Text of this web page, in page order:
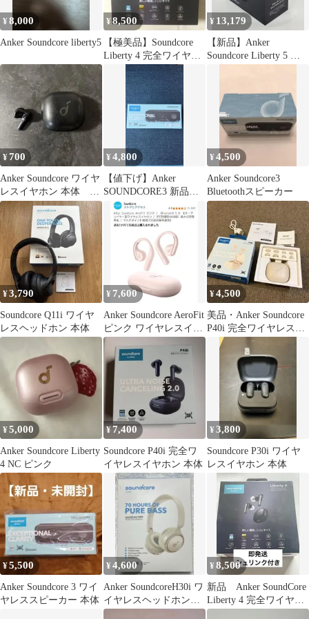
¥8,000
Anker Soundcore liberty5
¥8,500
【極美品】Soundcore
Liberty 4 完全ワイヤレ
スイヤホン
¥ 13,179
【新品】Anker
Soundcore Liberty 5 ワ
¥700
Anker Soundcore ワイヤ
レスイヤホン 本体 左
のみ
¥4,800
【値下げ】Anker
SOUNDCORE3 新品未
使用品
¥4,500
Anker Soundcore3
Bluetoothスピーカー
¥3,790
Soundcore Q11i ワイヤ
レスヘッドホン 本体
¥ 7,600
Anker Soundcore AeroFit
ピンク ワイヤレスイヤ
ホン
¥4,500
美品・Anker Soundcore
P40i 完全ワイヤレスイ
ヤホン 本体
¥5,000
Anker Soundcore Liberty
4 NC ピンク
¥7,400
Soundcore P40i 完全ワ
イヤレスイヤホン 本体
¥3,800
Soundcore P30i ワイヤ
レスイヤホン 本体
¥5,500
Anker Soundcore 3 ワイ
ヤレススピーカー 本体
¥4,600
Anker SoundcoreH30i ワ
イヤレスヘッドホンホ
ワイト美品
¥8,500
新品 Anker SoundCore
Liberty 4 完全ワイヤレ
スイヤホン